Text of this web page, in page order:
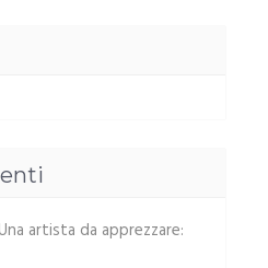
artista da apprezzare: